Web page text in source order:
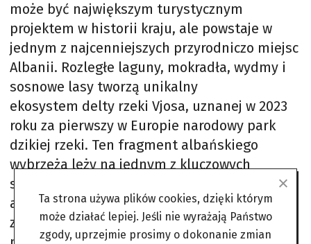
może być największym turystycznym
projektem w historii kraju, ale powstaje w
jednym z najcenniejszych przyrodniczo miejsc
Albanii. Rozległe laguny, mokradła, wydmy i
sosnowe lasy tworzą unikalny
ekosystem delty rzeki Vjosa, uznanej w 2023
roku za pierwszy w Europie narodowy park
dzikiej rzeki. Ten fragment albańskiego
wybrzeża leży na jednym z kluczowych
szlaków migracyjnych ptaków między Europą
a Afryką i stanowi siedlisko dla około 12 proc.
zimujących w kraju ptaków wodnych. Oprócz
Ta strona używa plików cookies, dzięki którym
może działać lepiej. Jeśli nie wyrażają Państwo
zgody, uprzejmie prosimy o dokonanie zmian